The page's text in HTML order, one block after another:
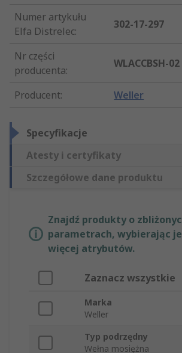
Numer artykułu
Elfa Distrelec:
302-17-297
Nr części
producenta:
WLACCBSH-02
Producent: Weller
Specyfikacje
Atesty i certyfikaty
Szczegółowe dane produktu
Znajdź produkty o
parametrach, wybierając
więcej atrybutów.
Zaznacz wszystkie
Marka
Weller
Typ podrzędny
Wełna mosiężna